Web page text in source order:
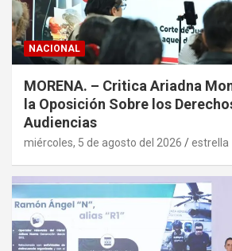
NACIONAL
MORENA. – Critica Ariadna
la Oposición Sobre los
Audiencias
miércoles, 5 de agosto del 2026 estrella